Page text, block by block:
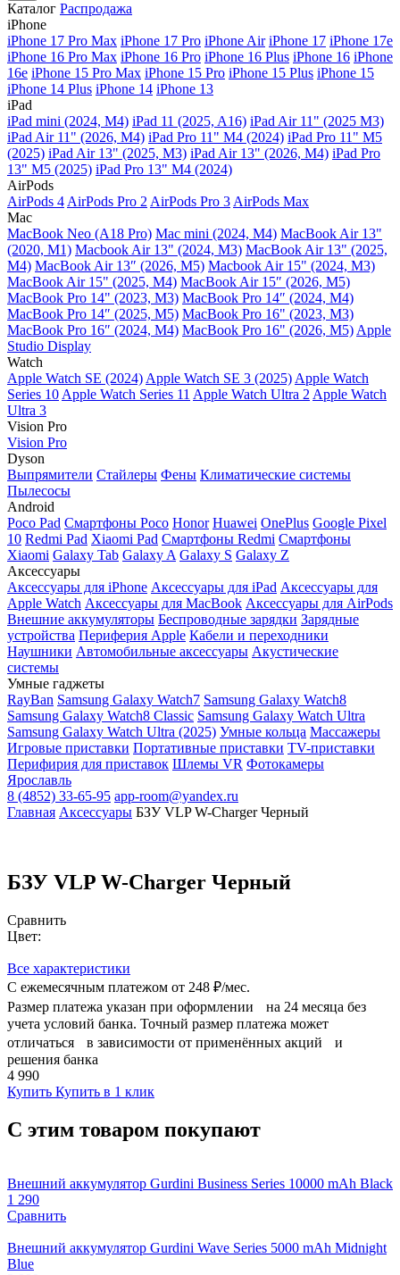
Каталог Распродажа
iPhone
iPhone 17 Pro Max iPhone 17 Pro iPhone Air iPhone 17 iPhone 17e
iPhone 16 Pro Max iPhone 16 Pro iPhone 16 Plus iPhone 16 iPhone
16e iPhone 15 Pro Max iPhone 15 Pro iPhone 15 Plus iPhone 15
iPhone 14 Plus iPhone 14 iPhone 13
iPad
iPad mini (2024, M4) iPad 11 (2025, A16) iPad Air 11" (2025 M3)
iPad Air 11" (2026, M4) iPad Pro 11" M4 (2024) iPad Pro 11" M5
(2025) iPad Air 13" (2025, M3) iPad Air 13" (2026, M4) iPad Pro
13" M5 (2025) iPad Pro 13" M4 (2024)
AirPods
AirPods 4 AirPods Pro 2 AirPods Pro 3 AirPods Max
Mac
MacBook Neo (A18 Pro) Mac mini (2024, M4) MacBook Air 13"
(2020, M1) Macbook Air 13" (2024, M3) MacBook Air 13" (2025,
M4) MacBook Air 13″ (2026, M5) Macbook Air 15" (2024, M3)
MacBook Air 15" (2025, M4) MacBook Air 15″ (2026, M5)
MacBook Pro 14" (2023, M3) MacBook Pro 14″ (2024, M4)
MacBook Pro 14″ (2025, M5) MacBook Pro 16" (2023, M3)
MacBook Pro 16″ (2024, M4) MacBook Pro 16" (2026, M5) Apple
Studio Display
Watch
Apple Watch SE (2024) Apple Watch SE 3 (2025) Apple Watch
Series 10 Apple Watch Series 11 Apple Watch Ultra 2 Apple Watch
Ultra 3
Vision Pro
Vision Pro
Dyson
Выпрямители Стайлеры Фены Климатические системы
Пылесосы
Android
Poco Pad Смартфоны Poco Honor Huawei OnePlus Google Pixel
10 Redmi Pad Xiaomi Pad Смартфоны Redmi Смартфоны
Xiaomi Galaxy Tab Galaxy A Galaxy S Galaxy Z
Аксессуары
Аксессуары для iPhone Аксессуары для iPad Аксессуары для
Apple Watch Аксессуары для MacBook Аксессуары для AirPods
Внешние аккумуляторы Беспроводные зарядки Зарядные
устройства Периферия Apple Кабели и переходники
Наушники Автомобильные аксессуары Акустические
системы
Умные гаджеты
RayBan Samsung Galaxy Watch7 Samsung Galaxy Watch8
Samsung Galaxy Watch8 Classic Samsung Galaxy Watch Ultra
Samsung Galaxy Watch Ultra (2025) Умные кольца Массажеры
Игровые приставки Портативные приставки TV-приставки
Перифирия для приставок Шлемы VR Фотокамеры
Ярославль
8 (4852) 33-65-95 app-room@yandex.ru
Главная Аксессуары БЗУ VLP W-Charger Черный
БЗУ VLP W-Charger Черный
Сравнить
Цвет:
Все характеристики
С ежемесячным платежом от 248 ₽/мес.
Размер платежа указан при оформлении на 24 месяца без
учета условий банка. Точный размер платежа может
отличаться в зависимости от применённых акций и
решения банка
4 990
Купить Купить в 1 клик
С этим товаром покупают
Внешний аккумулятор Gurdini Business Series 10000 mAh Black
1 290
Сравнить
Внешний аккумулятор Gurdini Wave Series 5000 mAh Midnight
Blue